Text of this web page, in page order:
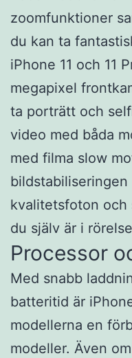
zoomfunktioner
du kan ta
iPhone 11 och 11
megapixel
ta porträtt och
video med båda
med filma slow
kvalitetsfoton och
du själv är i
Processor
Med snabb
batteritid är
modellerna en
modeller. Även